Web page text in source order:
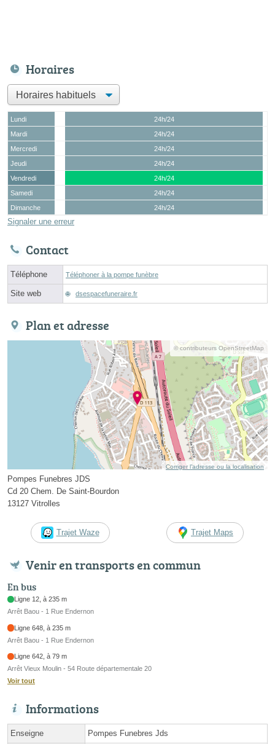
Horaires
Lundi
24h/24
Mardi
24h/24
Mercredi
24h/24
Jeudi
24h/24
Vendredi
24h/24
Samedi
24h/24
Dimanche
24h/24
Signaler une erreur
Contact
Téléphone Téléphoner à la pompe funèbre
Site web dsespacefuneraire.fr
Plan et adresse
© contributeurs OpenStreetMap
Corriger l’adresse ou la localisation
Pompes Funebres JDS
Cd 20 Chem. De Saint-Bourdon
13127 Vitrolles
Trajet Waze Trajet Maps
Venir en transports en commun
En bus
Ligne 12, à 235 m
Arrêt Baou - 1 Rue Endernon
Ligne 648, à 235 m
Arrêt Baou - 1 Rue Endernon
Ligne 642, à 79 m
Arrêt Vieux Moulin - 54 Route départementale 20
Voir tout
Informations
Enseigne Pompes Funebres Jds